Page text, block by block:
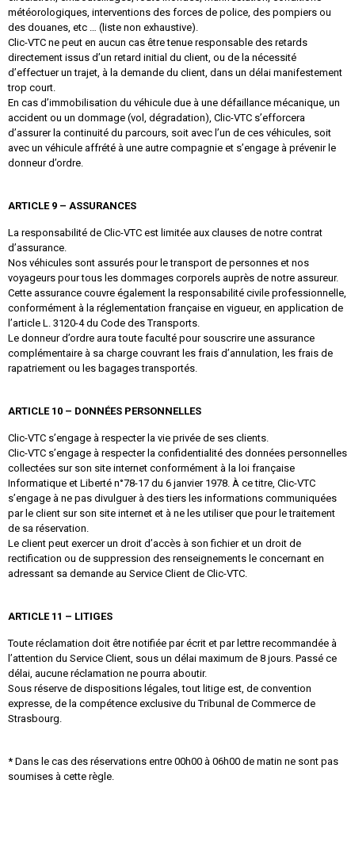
météorologiques, interventions des forces de police, des pompiers ou
des douanes, etc … (liste non exhaustive).
Clic-VTC ne peut en aucun cas être tenue responsable des retards
directement issus d’un retard initial du client, ou de la nécessité
d’effectuer un trajet, à la demande du client, dans un délai manifestement
trop court.
En cas d’immobilisation du véhicule due à une défaillance mécanique, un
accident ou un dommage (vol, dégradation), Clic-VTC s’efforcera
d’assurer la continuité du parcours, soit avec l’un de ces véhicules, soit
avec un véhicule affrété à une autre compagnie et s’engage à prévenir le
donneur d’ordre.
ARTICLE 9 – ASSURANCES
La responsabilité de Clic-VTC est limitée aux clauses de notre contrat
d’assurance.
Nos véhicules sont assurés pour le transport de personnes et nos
voyageurs pour tous les dommages corporels auprès de notre assureur.
Cette assurance couvre également la responsabilité civile professionnelle,
conformément à la réglementation française en vigueur, en application de
l’article L. 3120-4 du Code des Transports.
Le donneur d’ordre aura toute faculté pour souscrire une assurance
complémentaire à sa charge couvrant les frais d’annulation, les frais de
rapatriement ou les bagages transportés.
ARTICLE 10 – DONNÉES PERSONNELLES
Clic-VTC s’engage à respecter la vie privée de ses clients.
Clic-VTC s’engage à respecter la confidentialité des données personnelles
collectées sur son site internet conformément à la loi française
Informatique et Liberté n°78-17 du 6 janvier 1978. À ce titre, Clic-VTC
s’engage à ne pas divulguer à des tiers les informations communiquées
par le client sur son site internet et à ne les utiliser que pour le traitement
de sa réservation.
Le client peut exercer un droit d’accès à son fichier et un droit de
rectification ou de suppression des renseignements le concernant en
adressant sa demande au Service Client de Clic-VTC.
ARTICLE 11 – LITIGES
Toute réclamation doit être notifiée par écrit et par lettre recommandée à
l’attention du Service Client, sous un délai maximum de 8 jours. Passé ce
délai, aucune réclamation ne pourra aboutir.
Sous réserve de dispositions légales, tout litige est, de convention
expresse, de la compétence exclusive du Tribunal de Commerce de
Strasbourg.
* Dans le cas des réservations entre 00h00 à 06h00 de matin ne sont pas
soumises à cette règle.